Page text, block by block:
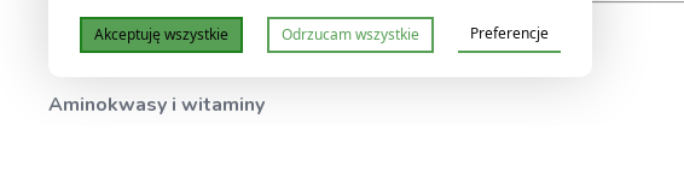
Jak działa?
Aminokwasy i witaminy
Akceptuję wszystkie Odrzucam wszystkie Preferencje